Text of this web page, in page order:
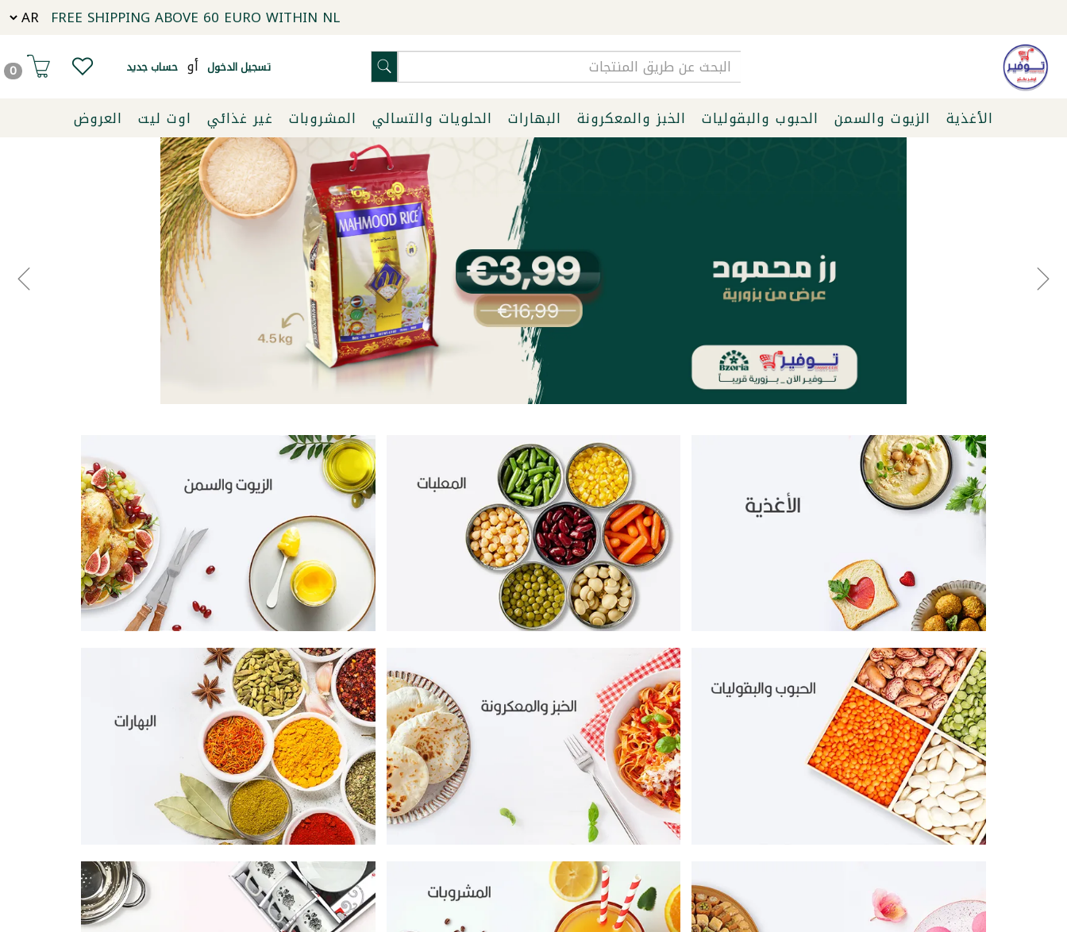
FREE SHIPPING ABOVE 60 EURO WITHIN NL
تسجيل الدخول أو حساب جديد 0
الأغذية الزيوت والسمن الحبوب والبقوليات الخبز والمعكرونة البهارات الحلويات والتسالي المشروبات غير غذائي اوت ليت العروض